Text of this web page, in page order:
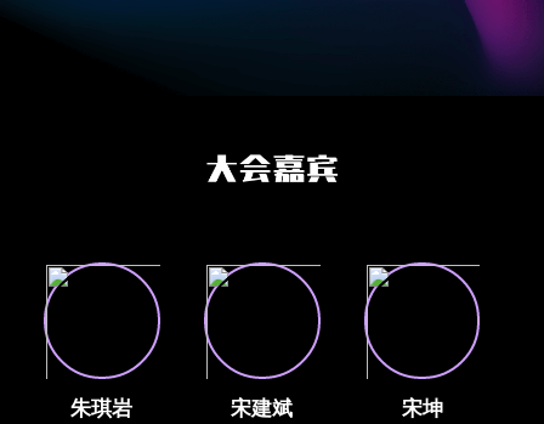
朱琪岩 宋建斌 宋坤